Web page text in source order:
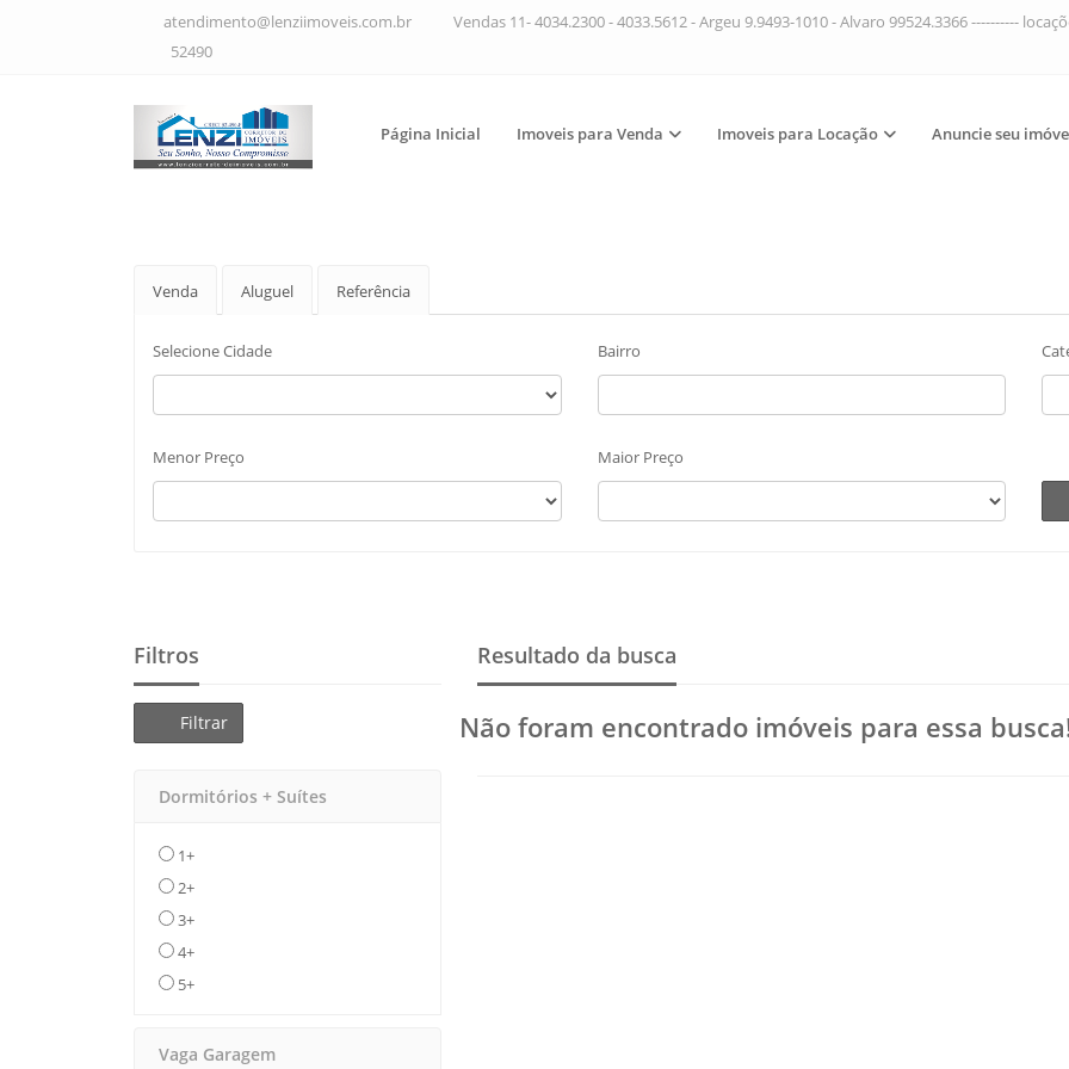
atendimento@lenziimoveis.com.br
Vendas 11- 4034.2300 - 4033.5612 - Argeu 9.9493-1010 - Alvaro 99524.3366 ----------
52490
Página Inicial Imoveis para Venda Imoveis para Locação Anuncie seu
Venda Aluguel Referência
Selecione Cidade Bairro
Menor Preço Maior Preço
Filtros
Filtrar
Dormitórios + Suítes
1+
2+
3+
4+
5+
Vaga Garagem
Resultado da busca
Não foram encontrado imóveis para essa